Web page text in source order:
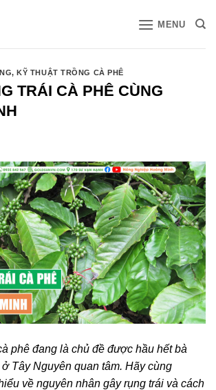
MENU
,KỸ THUẬT TRỒNG CÀ PHÊ
TRÁI CÀ PHÊ CÙNG
phê đang là chủ đề được hầu hết bà
Tây Nguyên quan tâm. Hãy cùng
về nguyên nhân gây rụng trái và cách